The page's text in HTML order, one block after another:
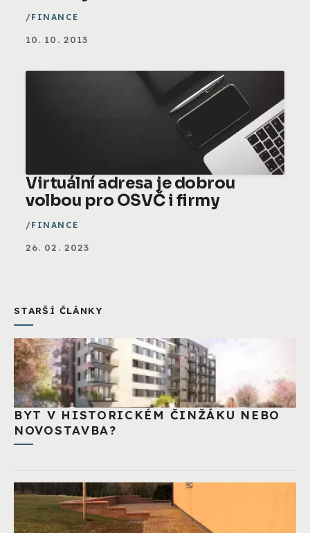
FINANCE
10. 10. 2013
Virtuální adresa je dobrou
volbou pro OSVČ i firmy
FINANCE
26. 02. 2023
STARŠÍ ČLÁNKY
BYT V HISTORICKÉM ČINŽÁKU NEBO
NOVOSTAVBA?